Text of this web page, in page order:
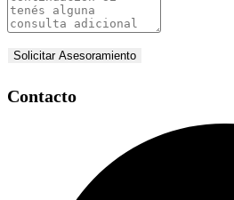
Solicitar Asesoramiento
Contacto